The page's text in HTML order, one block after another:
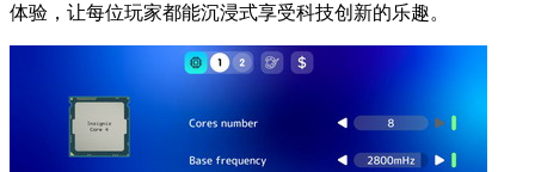
体验，让每位玩家都能沉浸式享受科技创新的乐趣。